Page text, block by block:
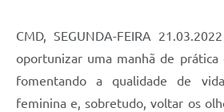
Notificações de Penalidades – Decisões
Notificações Ambientais
CMD, SEGUNDA-FEIRA
oportunizar uma manhã de prática
fomentando a qualidade de
feminina e, sobretudo, voltar os